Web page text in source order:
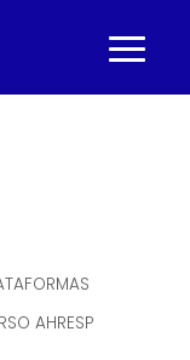
AHRESP